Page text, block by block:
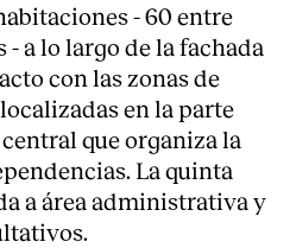
- 60 entre
a lo largo de la fachada
con las zonas de
en la parte
que organiza la
La quinta
a área administrativa y